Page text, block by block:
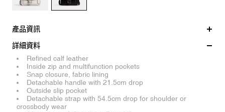
產品資訊
詳細資料
Refined calf leather
Inside zip and multifunction pockets
Snap closure, fabric lining
Detachable handle with 21.5cm drop
Outside slip pocket
Detachable strap with 54.5cm drop for shoulder or
crossbody wear